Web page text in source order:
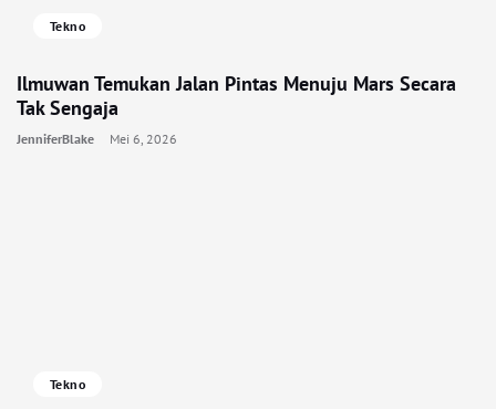
Tekno
Ilmuwan Temukan Jalan Pintas Menuju Mars Secara
Tak Sengaja
JenniferBlake Mei 6, 2026
Tekno